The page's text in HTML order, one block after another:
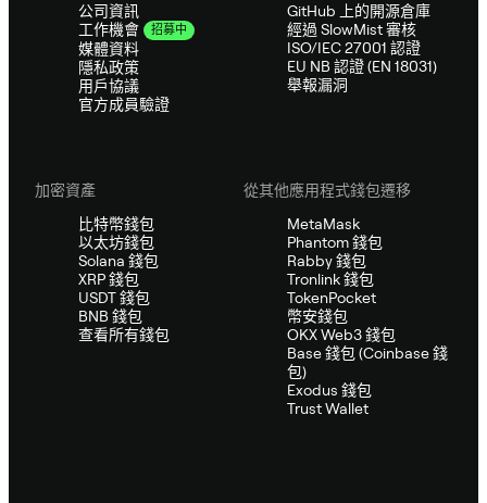
公司資訊
工作機會
招募中
媒體資料
隱私政策
用戶協議
官方成員驗證
GitHub 上的開源倉庫
經過 SlowMist 審核
ISO/IEC 27001 認證
EU NB 認證 (EN 18031)
舉報漏洞
加密資產
比特幣錢包
以太坊錢包
Solana 錢包
XRP 錢包
USDT 錢包
BNB 錢包
查看所有錢包
從其他應用程式錢包遷移
MetaMask
Phantom 錢包
Rabby 錢包
Tronlink 錢包
TokenPocket
幣安錢包
OKX Web3 錢包
Base 錢包 (Coinbase 錢
包)
Exodus 錢包
Trust Wallet